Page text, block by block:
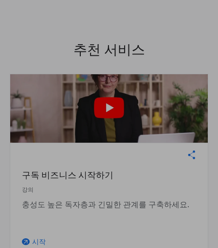
추천 서비스
구독 비즈니스 시작하기
강의
충성도 높은 독자층과 긴밀한 관계를 구축하세요.
arrow_outward 시작